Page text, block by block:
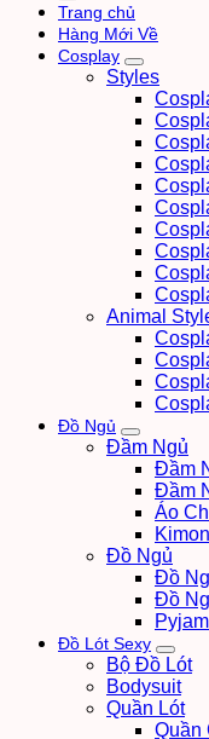
Trang chủ
Hàng Mới Về
Cosplay
Styles
Animal
Đồ Ngủ
Đầm Ngủ
Đầm
Đầm
Áo
Đồ Ngủ
Đồ
Đồ
Đồ Lót Sexy
Bộ Đồ Lót
Bodysuit
Quần Lót
Quần